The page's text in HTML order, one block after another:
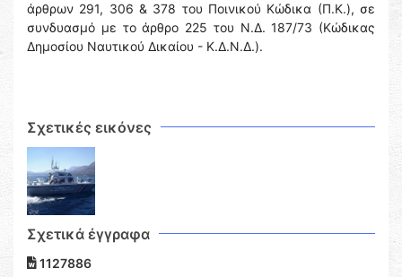
άρθρων 291, 306 & 378 του Ποινικού Κώδικα (Π.Κ.), σε
συνδυασμό με το άρθρο 225 του Ν.Δ. 187/73 (Κώδικας
Δημοσίου Ναυτικού Δικαίου - Κ.Δ.Ν.Δ.).
Σχετικές εικόνες
Σχετικά έγγραφα
1127886